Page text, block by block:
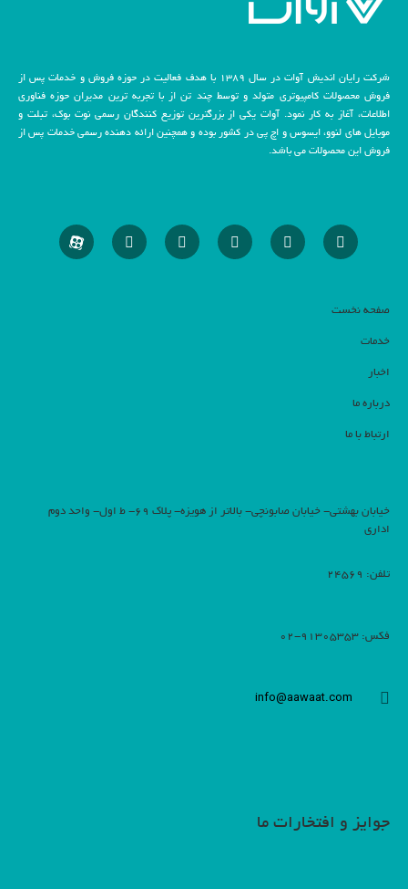
شرکت رایان اندیش آوات در سال 1389 با هدف فعالیت در حوزه فروش و خدمات پس از
فروش محصولات کامپیوتری متولد و توسط چند تن از با تجربه ترین مدیران حوزه فناوری
اطلاعات، آغاز به کار نمود. آوات یکی از بزرگترین توزیع کنندگان رسمی نوت بوک، تبلت و
موبایل های لنوو، ایسوس و اچ پی در کشور بوده و همچنین ارائه دهنده رسمی خدمات پس از
فروش این محصولات می باشد.
صفحه نخست
خدمات
اخبار
درباره ما
ارتباط با ما
خیابان بهشتی- خیابان صابونچی- بالاتر از هویزه- پلاک 69- ط اول- واحد دوم
اداری
تلفن: 24569
فکس: 91305353-02
info@aawaat.com
جوایز و افتخارات ما